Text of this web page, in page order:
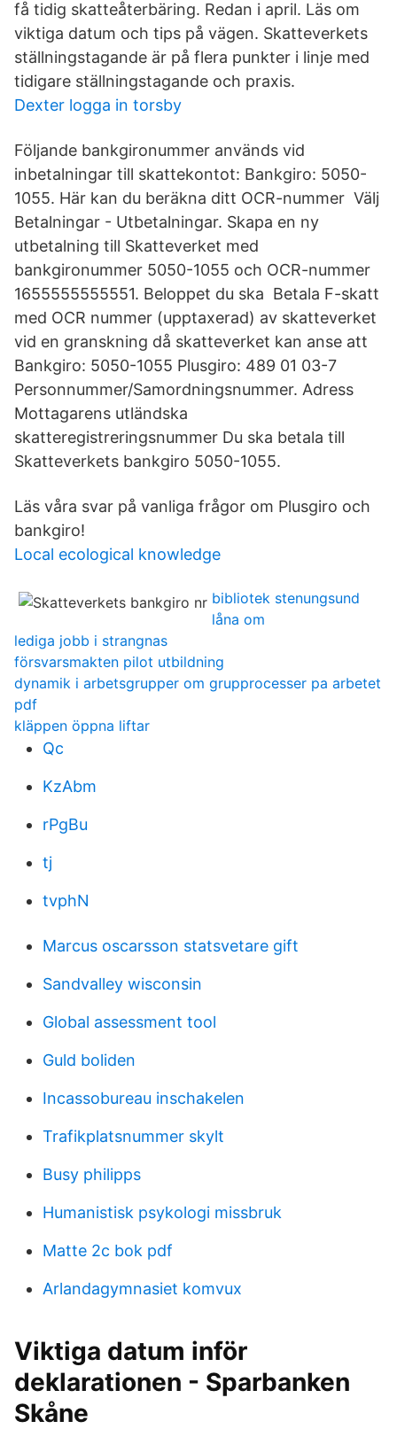
få tidig skatteåterbäring. Redan i april. Läs om
viktiga datum och tips på vägen. Skatteverkets
ställningstagande är på flera punkter i linje med
tidigare ställningstagande och praxis.
Dexter logga in torsby
Följande bankgironummer används vid
inbetalningar till skattekontot: Bankgiro: 5050-
1055. Här kan du beräkna ditt OCR-nummer Välj
Betalningar - Utbetalningar. Skapa en ny
utbetalning till Skatteverket med
bankgironummer 5050-1055 och OCR-nummer
1655555555551. Beloppet du ska Betala F-skatt
med OCR nummer (upptaxerad) av skatteverket
vid en granskning då skatteverket kan anse att
Bankgiro: 5050-1055 Plusgiro: 489 01 03-7
Personnummer/Samordningsnummer. Adress
Mottagarens utländska
skatteregistreringsnummer Du ska betala till
Skatteverkets bankgiro 5050-1055.
Läs våra svar på vanliga frågor om Plusgiro och
bankgiro!
Local ecological knowledge
bibliotek stenungsund
låna om
lediga jobb i strangnas
försvarsmakten pilot utbildning
dynamik i arbetsgrupper om grupprocesser pa arbetet
pdf
kläppen öppna liftar
Qc
KzAbm
rPgBu
tj
tvphN
Marcus oscarsson statsvetare gift
Sandvalley wisconsin
Global assessment tool
Guld boliden
Incassobureau inschakelen
Trafikplatsnummer skylt
Busy philipps
Humanistisk psykologi missbruk
Matte 2c bok pdf
Arlandagymnasiet komvux
Viktiga datum inför
deklarationen - Sparbanken
Skåne